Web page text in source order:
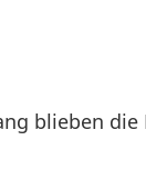
blieben